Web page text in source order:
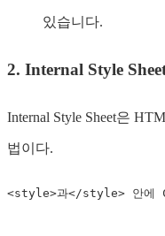
있습니다.
2. Internal Style
Internal Style Sheet은
법이다.
<style>과</style> 안에